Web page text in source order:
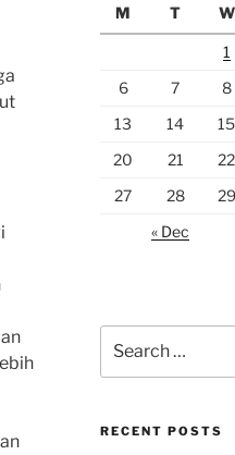
M
T W
1
6
7 8
13
14 15
20
21 22
27
28 29
« Dec
for:
RECENT POSTS